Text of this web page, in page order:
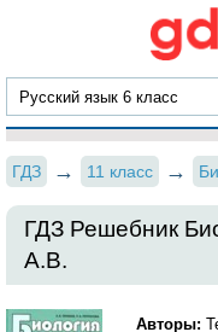
ГДЗ 11 класс
ГДЗ Решебник
А.В.
Авторы: